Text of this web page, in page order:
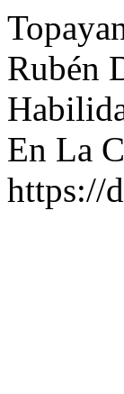
Rubén
En La
https://